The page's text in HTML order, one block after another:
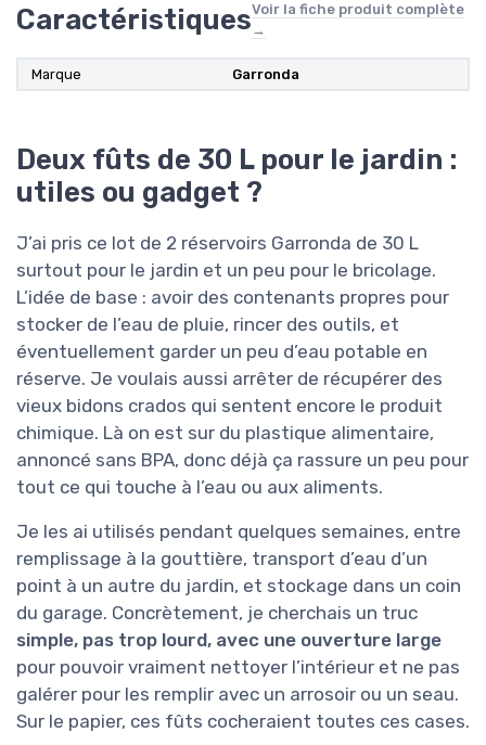
CaractéristiquesVoir la fiche produit complète
→
Marque Garronda
Deux fûts de 30 L pour le jardin :
utiles ou gadget ?
J’ai pris ce lot de 2 réservoirs Garronda de 30 L
surtout pour le jardin et un peu pour le bricolage.
L’idée de base : avoir des contenants propres pour
stocker de l’eau de pluie, rincer des outils, et
éventuellement garder un peu d’eau potable en
réserve. Je voulais aussi arrêter de récupérer des
vieux bidons crados qui sentent encore le produit
chimique. Là on est sur du plastique alimentaire,
annoncé sans BPA, donc déjà ça rassure un peu pour
tout ce qui touche à l’eau ou aux aliments.
Je les ai utilisés pendant quelques semaines, entre
remplissage à la gouttière, transport d’eau d’un
point à un autre du jardin, et stockage dans un coin
du garage. Concrètement, je cherchais un truc
simple, pas trop lourd, avec une ouverture large
pour pouvoir vraiment nettoyer l’intérieur et ne pas
galérer pour les remplir avec un arrosoir ou un seau.
Sur le papier, ces fûts cocheraient toutes ces cases.